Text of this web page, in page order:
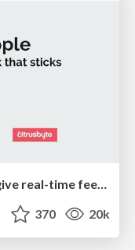
Building Better People: How to give real-time feedback that sticks.
370 20k